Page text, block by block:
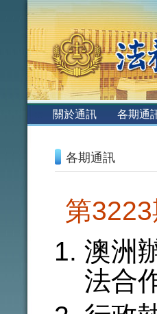
關於通訊 各期通
各期通訊
第
澳洲
法合